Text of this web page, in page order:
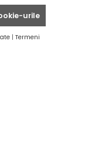
urile
| Termeni